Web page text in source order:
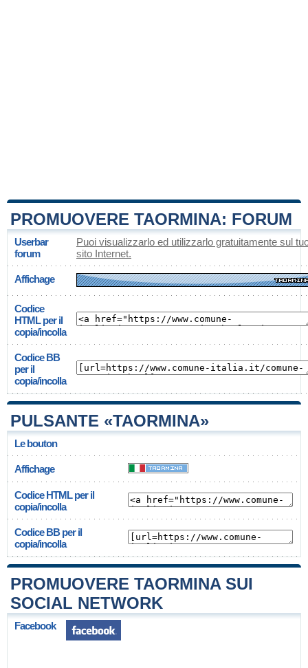
PROMUOVERE TAORMINA: FORUM
Userbar
forum
Puoi visualizzarlo ed utilizzarlo gratuitamente sul
sito Internet.
Affichage
Codice
HTML per il
copia/incolla
Codice BB
per il
copia/incolla
PULSANTE «TAORMINA»
Le bouton
Affichage
Codice HTML per il
copia/incolla
Codice BB per il
copia/incolla
PROMUOVERE TAORMINA SUI
SOCIAL NETWORK
Facebook